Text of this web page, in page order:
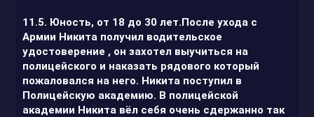
11.5. Юность, от 18 до 30 лет.После ухода с
Армии Никита получил водительское
удостоверение , он захотел выучиться на
полицейского и наказать рядового который
пожаловался на него. Никита поступил в
Полицейскую академию. В полицейской
академии Никита вёл себя очень сдержанно так